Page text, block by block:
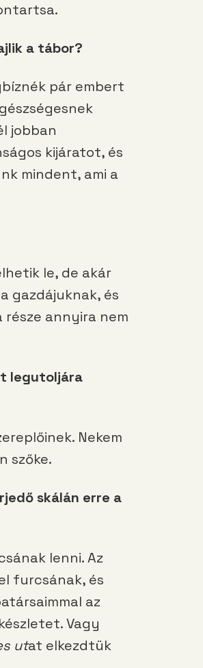
a tábor?
pár embert
jobban
kijáratot, és
mindent, ami a
le, de akár
gazdájuknak, és
része annyira nem
legutoljára
Nekem
szőke.
skálán erre a
lenni. Az
furcsának, és
az
Vagy
utat elkezdtük